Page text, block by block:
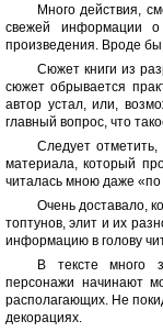
Много действия,
свежей информации
произведения. Вроде
Сюжет книги из
сюжет обрывается
автор устал, или,
главный вопрос, что
Следует отметить,
материала, который
читалась мною даже «по
Очень доставало,
топтунов, элит и их
информацию в голову
В тексте много
персонажи начинают
располагающих. Не
декорациях.